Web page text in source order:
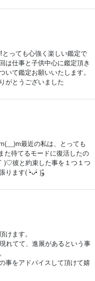
っても心強く楽しい鑑定で
は仕事と子供中心に鑑定頂き
て鑑定お願いいたします。
がとうございました
最近の私は、とっても
た待てるモードに復活したの
)♡彼と約束した事を１つ１つ
実現していける日を楽しみに、あと少し頑張ります( •̀ᴗ•́ )و ̑̑
ます。
れてて、進展があるという事
事をアドバイスして頂けて嬉